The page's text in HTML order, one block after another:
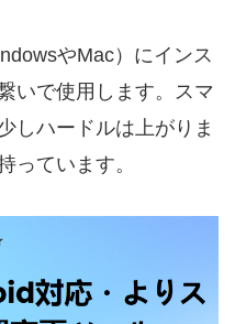
やMac）にインス
いで使用します。スマ
しハードルは上がりま
っています。